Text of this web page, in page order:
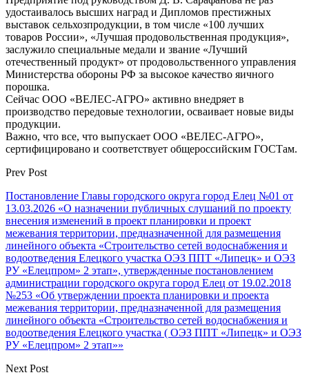
удостаивалось высших наград и Дипломов престижных
выставок сельхозпродукции, в том числе «100 лучших
товаров России», «Лучшая продовольственная продукция»,
заслужило специальные медали и звание «Лучший
отечественный продукт» от продовольственного управления
Министерства обороны РФ за высокое качество яичного
порошка.
Сейчас ООО «ВЕЛЕС-АГРО» активно внедряет в
производство передовые технологии, осваивает новые виды
продукции.
Важно, что все, что выпускает ООО «ВЕЛЕС-АГРО»,
сертифицировано и соответствует общероссийским ГОСТам.
Prev Post
Постановление Главы городского округа город Елец №01 от
13.03.2026 «О назначении публичных слушаний по проекту
внесения изменений в проект планировки и проект
межевания территории, предназначенной для размещения
линейного объекта «Строительство сетей водоснабжения и
водоотведения Елецкого участка ОЭЗ ППТ «Липецк» и ОЭЗ
РУ «Елецпром» 2 этап», утвержденные постановлением
администрации городского округа город Елец от 19.02.2018
№253 «Об утверждении проекта планировки и проекта
межевания территории, предназначенной для размещения
линейного объекта «Строительство сетей водоснабжения и
водоотведения Елецкого участка ( ОЭЗ ППТ «Липецк» и ОЭЗ
РУ «Елецпром» 2 этап»»
Next Post